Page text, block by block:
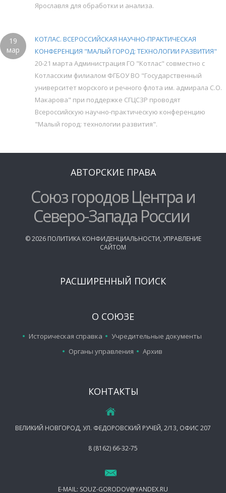
Ярославля для обработки и анализа.
19
мар
КОТЛАС. ВСЕРОССИЙСКАЯ НАУЧНО-ПРАКТИЧЕСКАЯ
КОНФЕРЕНЦИЯ "МАЛЫЙ ГОРОД: ТЕХНОЛОГИИ РАЗВИТИЯ"
20-21 марта Администрация ГО "Котлас" совместно с
Котласским филиалом ФГБОУ ВО "Государственный
университет морского и речного флота им. адмирала С.О.
Макарова" при поддержке СГЦСЗР проводят
Всероссийскую научно-практическую конференцию
"Малый город: технологии развития".
АВТОРСКИЕ ПРАВА
Союз городов Центра и
Северо-Запада России
©2026 ПОЛИТИКА КОНФИДЕНЦИАЛЬНОСТИ, УПРАВЛЕНИЕ
САЙТОМ
РАСШИРЕННЫЙ ПОИСК
О СОЮЗЕ
Историческая справка
Учредительные документы
Органы управления
Архив
КОНТАКТЫ
ВЕЛИКИЙ НОВГОРОД, УЛ. ФЕДОРОВСКИЙ РУЧЕЙ, 2/13, ОФИС 207
8 (8162) 66-32-75
E-MAIL: SOUZ-GORODOV@YANDEX.RU